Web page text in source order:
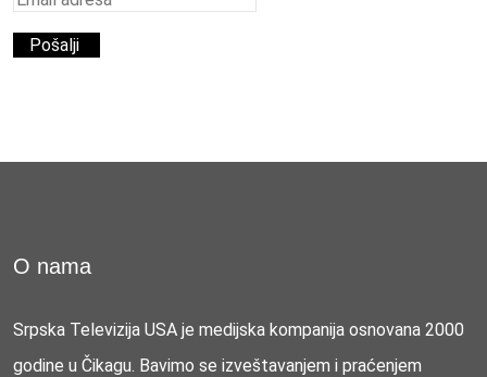
O nama
Srpska Televizija USA je medijska kompanija osnovana 2000
godine u Čikagu. Bavimo se izveštavanjem i praćenjem